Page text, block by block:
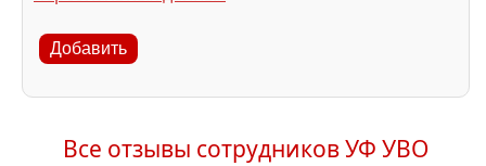
Добавить
Все отзывы сотрудников УФ УВО